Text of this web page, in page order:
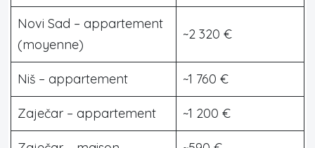
Novi Sad – appartement
(moyenne)
~2 320 €
Niš – appartement ~1 760 €
Zaječar – appartement ~1 200 €